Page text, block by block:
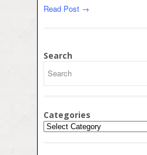
Read Post →
Search
Categories
Categories